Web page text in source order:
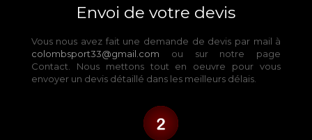
Envoi de votre devis
Vous nous avez fait une demande de devis par mail à
colombsport33@gmail.com ou sur notre page
Contact. Nous mettons tout en oeuvre pour vous
envoyer un devis détaillé dans les meilleurs délais.